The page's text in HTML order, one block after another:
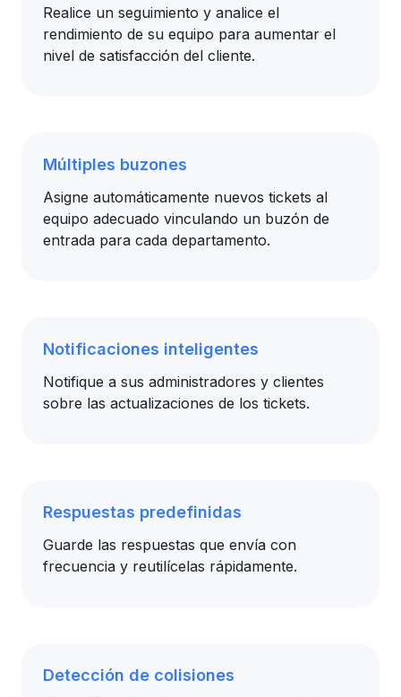
Realice un seguimiento y analice el
rendimiento de su equipo para aumentar el
nivel de satisfacción del cliente.
Múltiples buzones
Asigne automáticamente nuevos tickets al
equipo adecuado vinculando un buzón de
entrada para cada departamento.
Notificaciones inteligentes
Notifique a sus administradores y clientes
sobre las actualizaciones de los tickets.
Respuestas predefinidas
Guarde las respuestas que envía con
frecuencia y reutilícelas rápidamente.
Detección de colisiones